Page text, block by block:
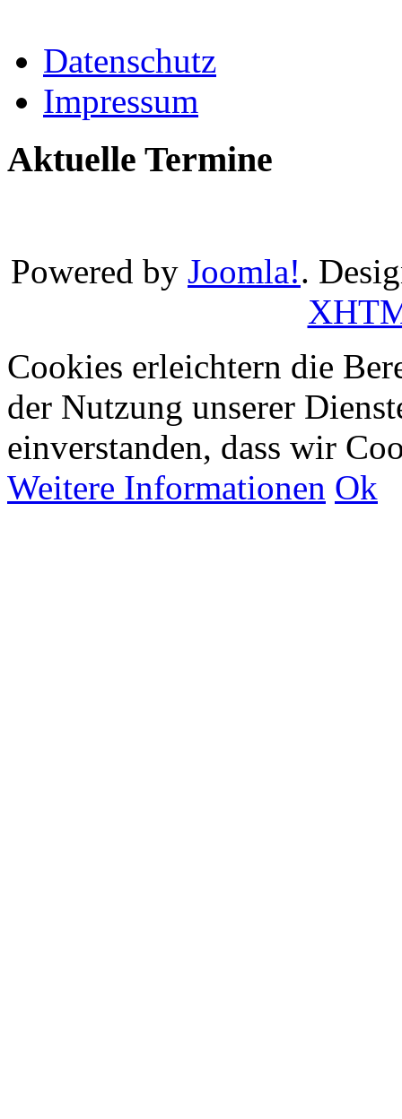
Datenschutz
Impressum
Aktuelle Termine
Powered by Joomla!.
Cookies erleichtern die
der Nutzung unserer
einverstanden, dass wir
Weitere Informationen Ok